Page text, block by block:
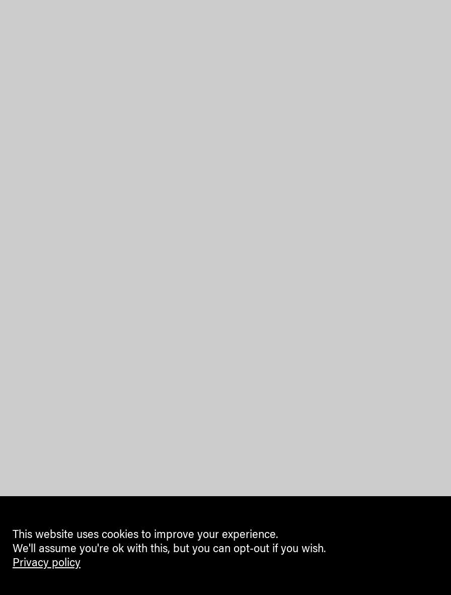
This website uses cookies to improve your experience.
We'll assume you're ok with this, but you can opt-out if you wish.
Privacy policy